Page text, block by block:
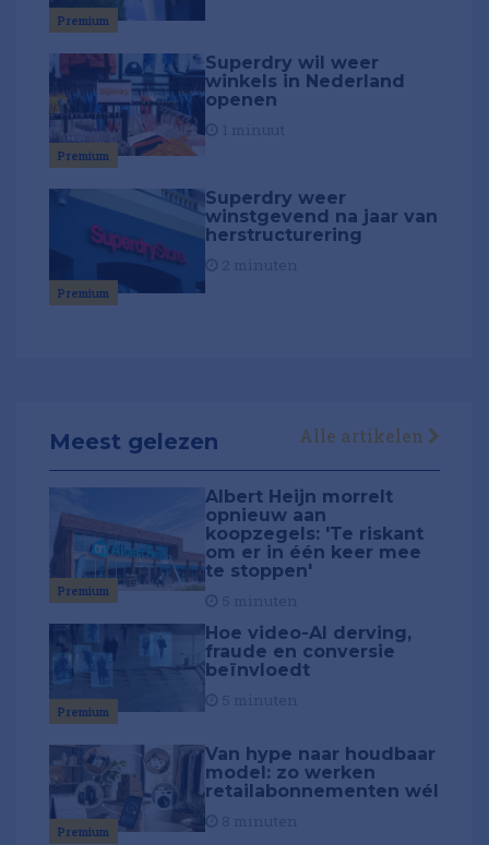
Premium
Premium
Superdry wil weer
winkels in Nederland
openen
Premium
Superdry weer
winstgevend na jaar van
herstructurering
Meest gelezen Alle artikelen
Premium
Albert Heijn morrelt
opnieuw aan
koopzegels: 'Te riskant
om er in één keer mee
te stoppen'
Premium
Hoe video-AI derving,
fraude en conversie
beïnvloedt
Premium
Van hype naar houdbaar
model: zo werken
retailabonnementen wél